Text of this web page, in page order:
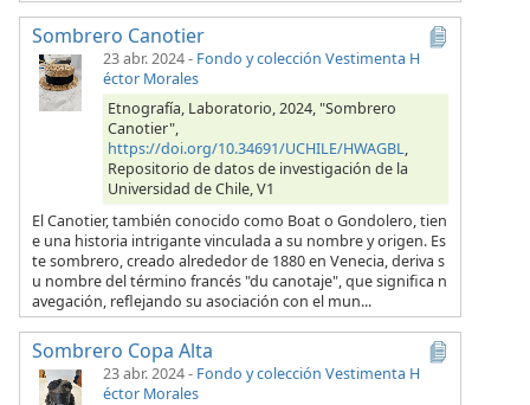
Sombrero Canotier
23 abr. 2024- Fondo y colección Vestimenta H
éctor Morales
Etnografía, Laboratorio, 2024, "Sombrero
Canotier",
https://doi.org/10.34691/UCHILE/HWAGBL,
Repositorio de datos de investigación de la
Universidad de Chile, V1
El Canotier, también conocido como Boat o Gondolero, tien
e una historia intrigante vinculada a su nombre y origen. Es
te sombrero, creado alrededor de 1880 en Venecia, deriva s
u nombre del término francés "du canotaje", que significa n
avegación, reflejando su asociación con el mun...
Sombrero Copa Alta
23 abr. 2024- Fondo y colección Vestimenta H
éctor Morales